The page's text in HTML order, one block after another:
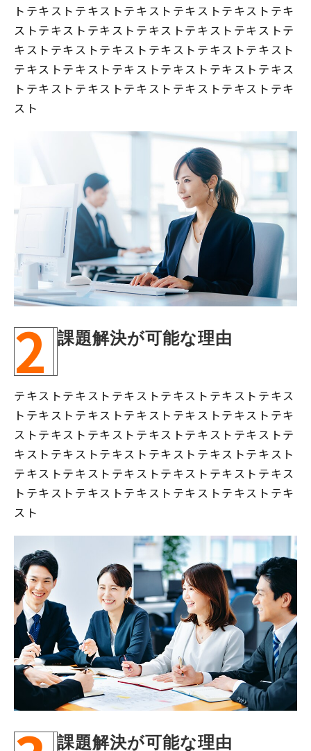
トテキストテキストテキストテキストテキストテキ
ストテキストテキストテキストテキストテキストテ
キストテキストテキストテキストテキストテキスト
テキストテキストテキストテキストテキストテキス
トテキストテキストテキストテキストテキストテキ
スト
2 課題解決が可能な理由
テキストテキストテキストテキストテキストテキス
トテキストテキストテキストテキストテキストテキ
ストテキストテキストテキストテキストテキストテ
キストテキストテキストテキストテキストテキスト
テキストテキストテキストテキストテキストテキス
トテキストテキストテキストテキストテキストテキ
スト
課題解決が可能な理由